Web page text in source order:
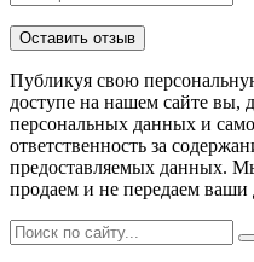
Публикуя свою
доступе на нашем сайте вы,
персональных данных и
ответственность за
предоставляемых данных.
продаем и не передаем